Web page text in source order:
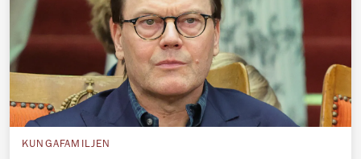
KUNGAFAMILJEN